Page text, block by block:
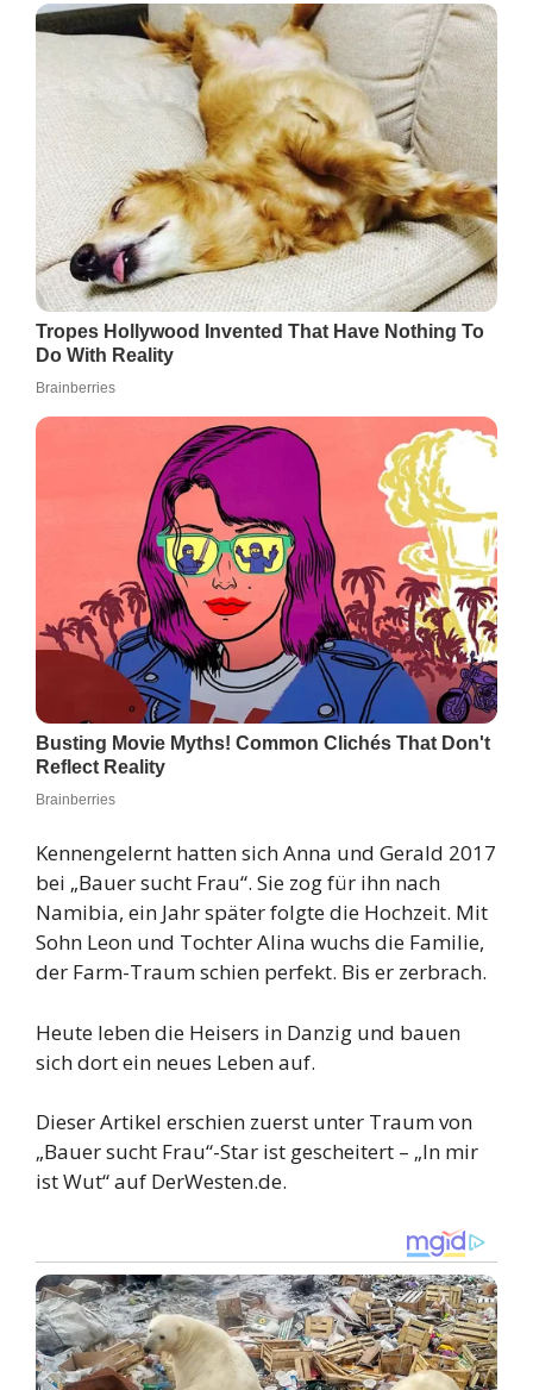
Kennengelernt hatten sich Anna und Gerald 2017
bei „Bauer sucht Frau“. Sie zog für ihn nach
Namibia, ein Jahr später folgte die Hochzeit. Mit
Sohn Leon und Tochter Alina wuchs die Familie,
der Farm-Traum schien perfekt. Bis er zerbrach.
Heute leben die Heisers in Danzig und bauen
sich dort ein neues Leben auf.
Dieser Artikel erschien zuerst unter Traum von
„Bauer sucht Frau“-Star ist gescheitert – „In mir
ist Wut“ auf DerWesten.de.